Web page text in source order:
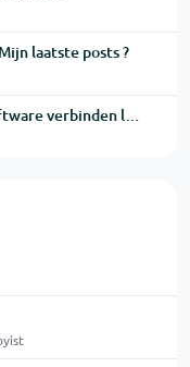
laatste posts ?
QLS 3600s functiegenerator: software verbinden lukt niet.